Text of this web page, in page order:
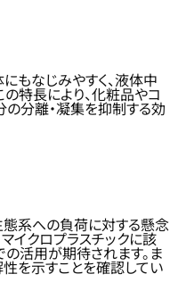
もなじみやすく、液体中
特長により、化粧品やコ
の分離・凝集を抑制する効
態系への負荷に対する懸念
イクロプラスチックに該
活用が期待されます。ま
を示すことを確認してい